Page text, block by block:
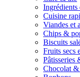
Ingrédients
Cuisine
Viandes et
Chips &
Biscuits
Fruits secs
Pâtisseries
Chocolat &